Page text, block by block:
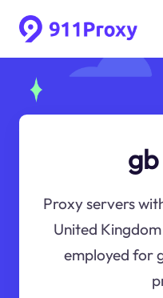
Proxy servers
United
employed for